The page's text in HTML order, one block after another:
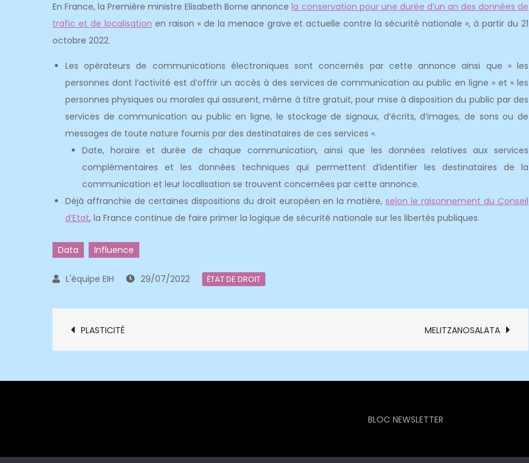
En France, la Première ministre Elisabeth Borne annoncela conservation pour une durée d’un an des données de
trafic et de localisation en raison « de la menace grave et actuelle contre la sécurité nationale », à partir du 21
octobre 2022.
Les opérateurs de communications électroniques sont concernés par cette annonce ainsi que « les
personnes dont l’activité est d’offrir un accès à des services de communication au public en ligne » et « les
personnes physiques ou morales qui assurent, même à titre gratuit, pour mise à disposition du public par des
services de communication au public en ligne, le stockage de signaux, d’écrits, d’images, de sons ou de
messages de toute nature fournis par des destinataires de ces services ».
Date, horaire et durée de chaque communication, ainsi que les données relatives aux services
complémentaires et les données techniques qui permettent d’identifier les destinataires de la
communication et leur localisation se trouvent concernées par cette annonce.
Déjà affranchie de certaines dispositions du droit européen en la matière, selon le raisonnement du Conseil
d’Etat, la France continue de faire primer la logique de sécurité nationale sur les libertés publiques.
Data Influence
29/07/2022 ÉTAT DE DROIT
Navigation
PLASTICITÉ MELITZANOSALATA
BLOC NEWSLETTER